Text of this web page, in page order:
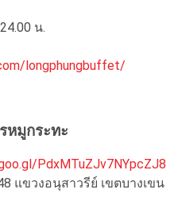
น.
longphungbuffet/
หมูกระทะ
PdxMTuZJv7NYpcZJ8
แขวงอนุสาวรีย์ เขตบางเขน